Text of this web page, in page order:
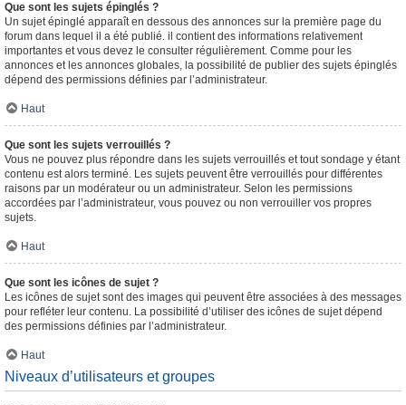
Que sont les sujets épinglés ?
Un sujet épinglé apparaît en dessous des annonces sur la première page du
forum dans lequel il a été publié. il contient des informations relativement
importantes et vous devez le consulter régulièrement. Comme pour les
annonces et les annonces globales, la possibilité de publier des sujets épinglés
dépend des permissions définies par l’administrateur.
Haut
Que sont les sujets verrouillés ?
Vous ne pouvez plus répondre dans les sujets verrouillés et tout sondage y étant
contenu est alors terminé. Les sujets peuvent être verrouillés pour différentes
raisons par un modérateur ou un administrateur. Selon les permissions
accordées par l’administrateur, vous pouvez ou non verrouiller vos propres
sujets.
Haut
Que sont les icônes de sujet ?
Les icônes de sujet sont des images qui peuvent être associées à des messages
pour refléter leur contenu. La possibilité d’utiliser des icônes de sujet dépend
des permissions définies par l’administrateur.
Haut
Niveaux d’utilisateurs et groupes